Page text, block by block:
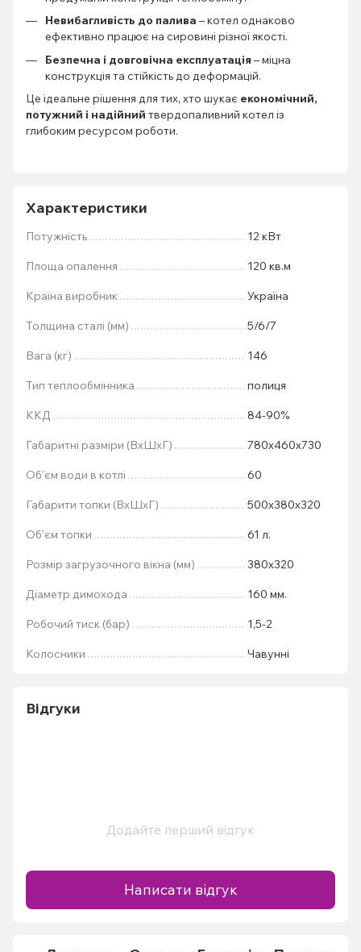
Невибагливість до палива – котел однаково
ефективно працює на сировині різної якості.
Безпечна і довговічна експлуатація – міцна
конструкція та стійкість до деформацій.
Це ідеальне рішення для тих, хто шукає економічний,
потужний і надійний твердопаливний котел із
глибоким ресурсом роботи.
Характеристики
Потужність 12 кВт
Площа опалення 120 кв.м
Країна виробник Україна
Толщина сталі (мм) 5/6/7
Вага (кг) 146
Тип теплообмінника полиця
ККД 84-90%
Габаритні разміри (ВхШхГ) 780х460х730
Об'єм води в котлі 60
Габарити топки (ВхШхГ) 500x380x320
Об'єм топки 61 л.
Розмір загрузочного вікна (мм) 380x320
Діаметр димохода 160 мм.
Робочий тиск (бар) 1,5-2
Колосники Чавунні
Відгуки
Додайте перший відгук
Написати відгук